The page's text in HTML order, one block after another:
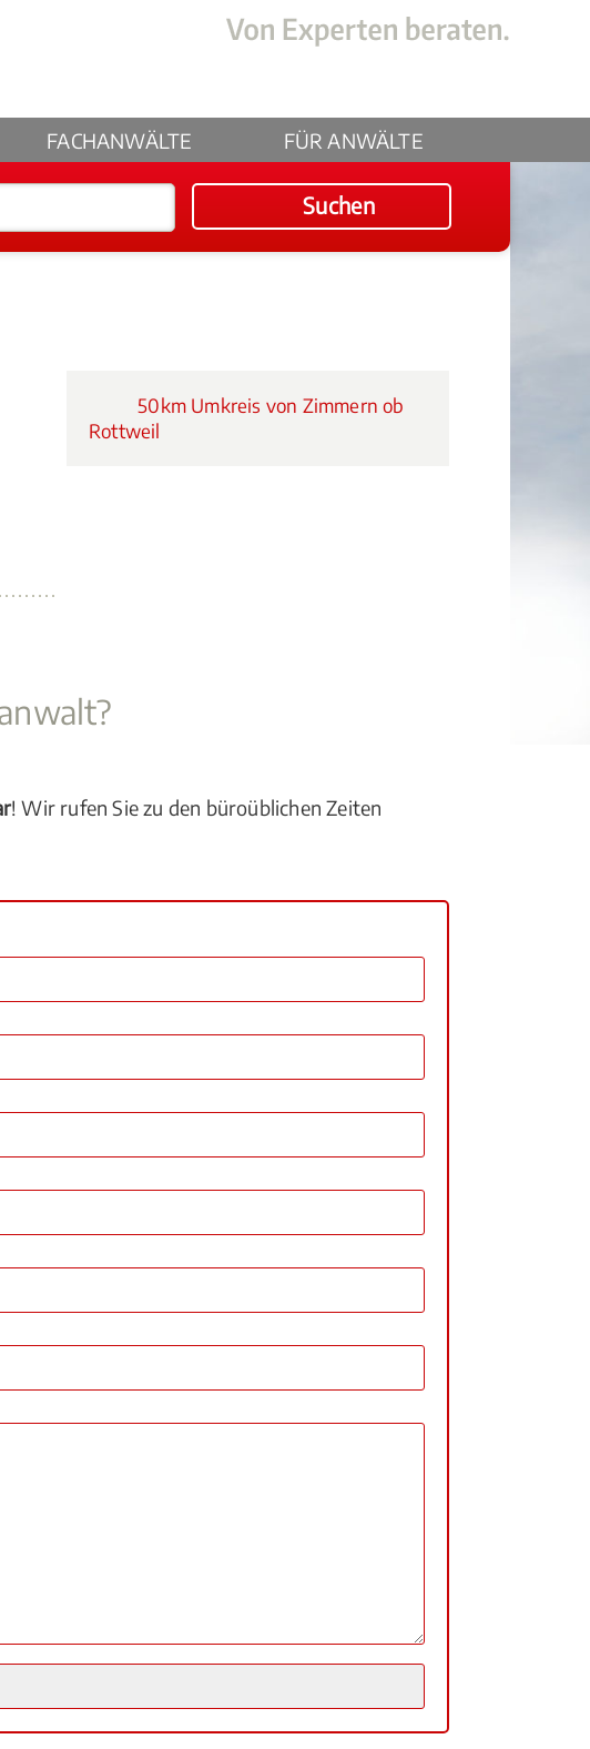
FACHANWÄLTE FÜR ANWÄLTE
Suchen
50km Umkreis von Zimmern ob
Rottweil
! Wir rufen Sie zu den büroüblichen Zeiten